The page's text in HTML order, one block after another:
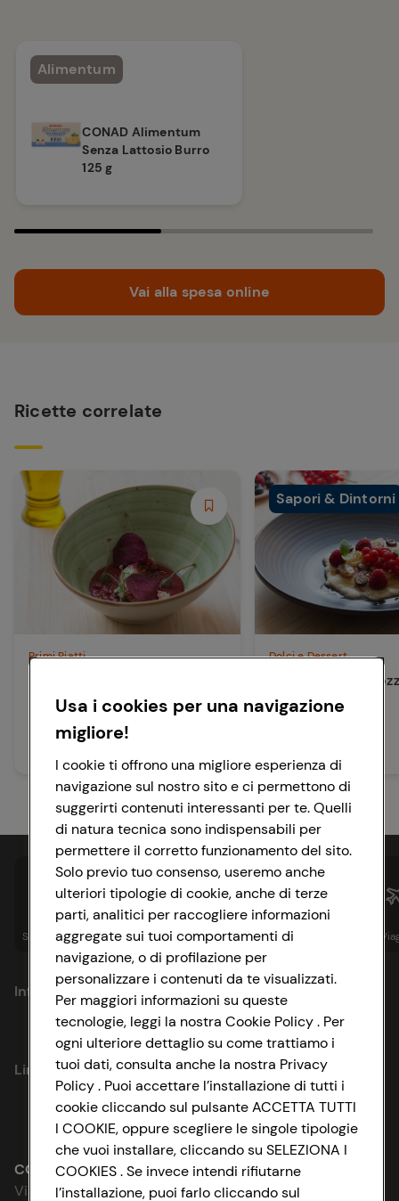
Alimentum
CONAD Alimentum
Senza Lattosio Burro
125 g
Vai alla spesa online
Ricette correlate
Primi Piatti
barbabietola
Sapori & Dintorni
Dolci e Dessert
Pizza dolce di
Spesa online Assicurazioni Sapori& Istituzionale
Informazioni
Privacy Policy
Cookie Policy
Impostazioni Cookie
Accessibilità
Link utili
Lavora con noi
Le cooperative
CONAD SOCIETÀ COOPERATIVA
Via Michelino, 59 | 40127 BOLOGNA
Usa i cookies per una navigazione
migliore!
I cookie ti offrono una migliore esperienza di
navigazione sul nostro sito e ci permettono di
suggerirti contenuti interessanti per te. Quelli
di natura tecnica sono indispensabili per
permettere il corretto funzionamento del sito.
Solo previo tuo consenso, useremo anche
ulteriori tipologie di cookie, anche di terze
parti, analitici per raccogliere informazioni
aggregate sui tuoi comportamenti di
navigazione, o di profilazione per
personalizzare i contenuti da te visualizzati.
Per maggiori informazioni su queste
tecnologie, leggi la nostra Cookie Policy . Per
ogni ulteriore dettaglio su come trattiamo i
tuoi dati, consulta anche la nostra Privacy
Policy . Puoi accettare l’installazione di tutti i
cookie cliccando sul pulsante ACCETTA TUTTI
I COOKIE, oppure scegliere le singole tipologie
che vuoi installare, cliccando su SELEZIONA I
COOKIES . Se invece intendi rifiutarne
l’installazione, puoi farlo cliccando sul